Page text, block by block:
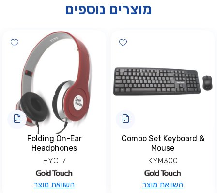
מוצרים נוספים
Add wishlist
Combo Set Keyboard &
Mouse
KYM300
השוואת מוצר
Folding On-Ear
Headphones
HYG-7
למוצר
השוואת מוצר